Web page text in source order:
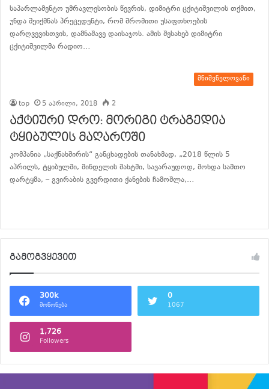
საპარლამენტო უმრავლესობის წევრის, დიმიტრი ცქიტიშვილის თქმით,
უნდა შეიქმნას პრეცედენტი, რომ შრომითი უსაფთხოების
დარღვევისთვის, დამნაშავე დაისაჯოს. ამის შესახებ დიმიტრი
ცქიტიშვილმა რადიო…
მნიშვნელოვანი
top 5 აპრილი, 2018 2
აქტიური დრო: მორიგი ტრაგედია
ტყიბულის მაღაროში
კომპანია „საქნახშირის“ განცხადების თანახმად, „2018 წლის 5
აპრილს, ტყიბულში, მინდელის შახტში, სავარაუდოდ, მოხდა სამთო
დარტყმა, – გვირაბის გვერდითი ქანების ჩამოშლა,…
გამოგვყევით
300k
მოწონება
0
1067
1,726
Followers